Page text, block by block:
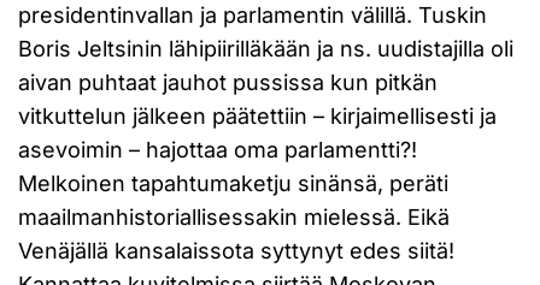
presidentinvallan ja parlamentin välillä. Tuskin
Boris Jeltsinin lähipiirilläkään ja ns. uudistajilla oli
aivan puhtaat jauhot pussissa kun pitkän
vitkuttelun jälkeen päätettiin – kirjaimellisesti ja
asevoimin – hajottaa oma parlamentti?!
Melkoinen tapahtumaketju sinänsä, peräti
maailmanhistoriallisessakin mielessä. Eikä
Venäjällä kansalaissota syttynyt edes siitä!